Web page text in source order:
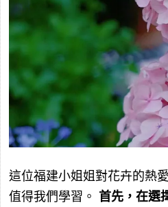
這位福建小姐姐對花卉的熱
值得我們學習。 首先，在選